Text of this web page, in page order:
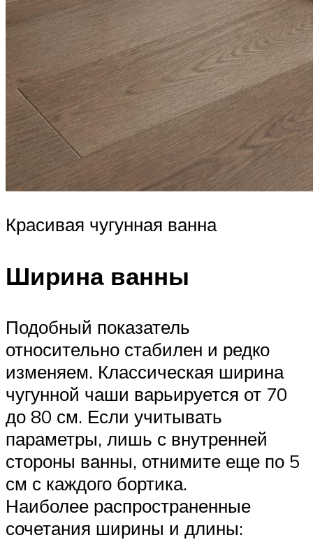
Красивая чугунная ванна
Ширина ванны
Подобный показатель
относительно стабилен и редко
изменяем. Классическая ширина
чугунной чаши варьируется от 70
до 80 см. Если учитывать
параметры, лишь с внутренней
стороны ванны, отнимите еще по 5
см с каждого бортика.
Наиболее распространенные
сочетания ширины и длины: